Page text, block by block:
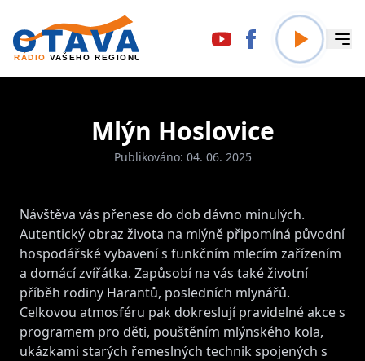
Mlýn Hoslovice
Publikováno: 04. 06. 2025
Návštěva vás přenese do dob dávno minulých.
Autentický obraz života na mlýně připomíná původní
hospodářské vybavení s funkčním mlecím zařízením
a domácí zvířátka. Zapůsobí na vás také životní
příběh rodiny Harantů, posledních mlynářů.
Celkovou atmosféru pak dokreslují pravidelné akce s
programem pro děti, pouštěním mlýnského kola,
ukázkami starých řemeslných technik spojených s